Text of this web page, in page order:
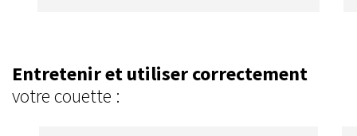
Entretenir et utiliser correctement
votre couette :